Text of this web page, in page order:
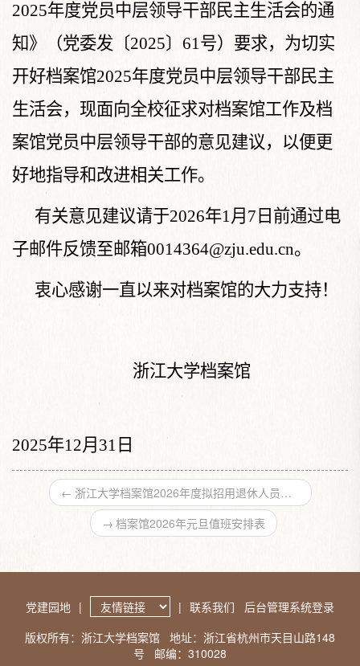
2025年度党员中层领导干部民主生活会的通
知》（党委发〔2025〕 61号）要求，为切实
开好档案馆2025年度党员中层领导干部民主
生活会，现面向全校征求对档案馆工作及档
案馆党员中层领导干部的意见建议， 以便更
好地指导和改进相关工作。
有关意见建议请于2026年1月 7 日前通过电
子邮件反馈至邮箱0014364@zju.edu.cn。
衷心感谢一直以来对档案馆的大力支持！
浙江大学档案馆
2025年12月 31 日
←
浙江大学档案馆2026年度拟招用退休人员公示（二）
→ 档案馆2026年元旦值班安排表
党建园地 | | 联系我们
后台管理系统登录
版权所有：浙江大学档案馆 地址：浙江省杭州市天目山路148
号
邮编：310028